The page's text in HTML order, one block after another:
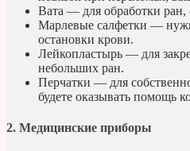
Вата — для обработки ран,
Марлевые салфетки —
остановки крови.
Лейкопластырь — для
небольших ран.
Перчатки — для
будете оказывать помощь
2. Медицинские приборы